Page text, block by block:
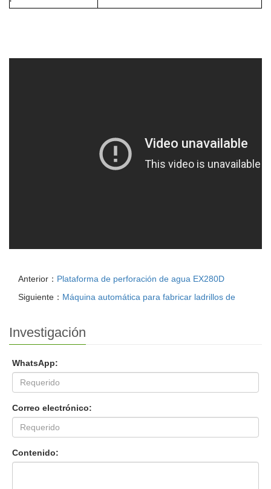
Anterior： Plataforma de perforación de agua EX280D
Siguiente： Máquina automática para fabricar ladrillos de
Investigación
WhatsApp:
Correo electrónico:
Contenido: